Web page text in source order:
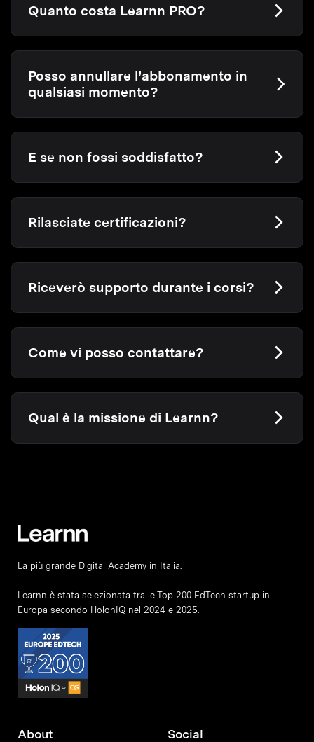
Quanto costa Learnn PRO?
Posso annullare l’abbonamento in
qualsiasi momento?
E se non fossi soddisfatto?
Rilasciate certificazioni?
Riceverò supporto durante i corsi?
Come vi posso contattare?
Qual è la missione di Learnn?
La più grande Digital Academy in Italia.
Learnn è stata selezionata tra le Top 200 EdTech startup in
Europa secondo HolonIQ nel 2024 e 2025.
About Social